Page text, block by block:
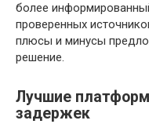
более
проверенных
плюсы и минусы
решение.
Лучшие
задержек